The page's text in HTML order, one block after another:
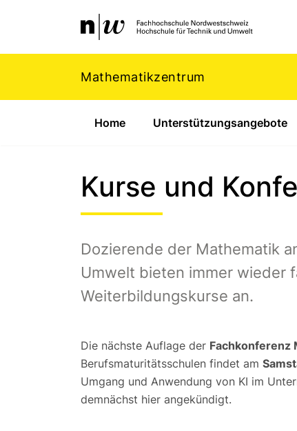
Navigation
Mathematikzentrum
Home Unterstützungsangebote
Kurse und
Dozierende der Mathematik
Umwelt bieten immer wieder
Weiterbildungskurse an.
Die nächste Auflage der Fachkonferenz
Berufsmaturitätsschulen findet am
Umgang und Anwendung von KI im
demnächst hier angekündigt.
Footer